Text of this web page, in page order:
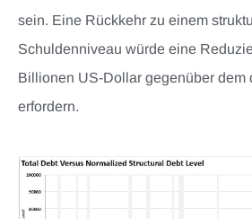
sein. Eine Rückkehr zu einem
Schuldenniveau würde eine
Billionen US-Dollar gegenüber dem
erfordern.